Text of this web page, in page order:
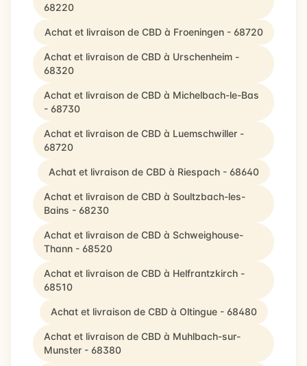
68220
Achat et livraison de CBD à Froeningen - 68720
Achat et livraison de CBD à Urschenheim -
68320
Achat et livraison de CBD à Michelbach-le-Bas
- 68730
Achat et livraison de CBD à Luemschwiller -
68720
Achat et livraison de CBD à Riespach - 68640
Achat et livraison de CBD à Soultzbach-les-
Bains - 68230
Achat et livraison de CBD à Schweighouse-
Thann - 68520
Achat et livraison de CBD à Helfrantzkirch -
68510
Achat et livraison de CBD à Oltingue - 68480
Achat et livraison de CBD à Muhlbach-sur-
Munster - 68380